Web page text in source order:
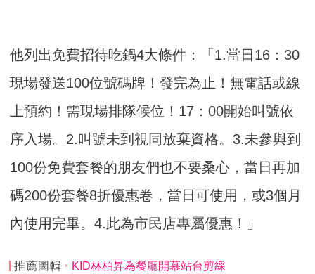
他列出免費招待吃鍋4大條件：「1.當日16：30
現場發送100位號碼牌！發完為止！無電話或線
上預約！需現場排隊候位！17：00開始叫號依
序入場。2.叫號未到視同放棄資格。3.未參與到
100份免費套餐的朋友們也不要桑心，當日再加
碼200份套餐8折優惠卷，當日可使用，或3個月
內使用完畢。4.此為市民店專屬優惠！」
推薦圖輯 KID林柏昇為餐廳開幕站台剪綵